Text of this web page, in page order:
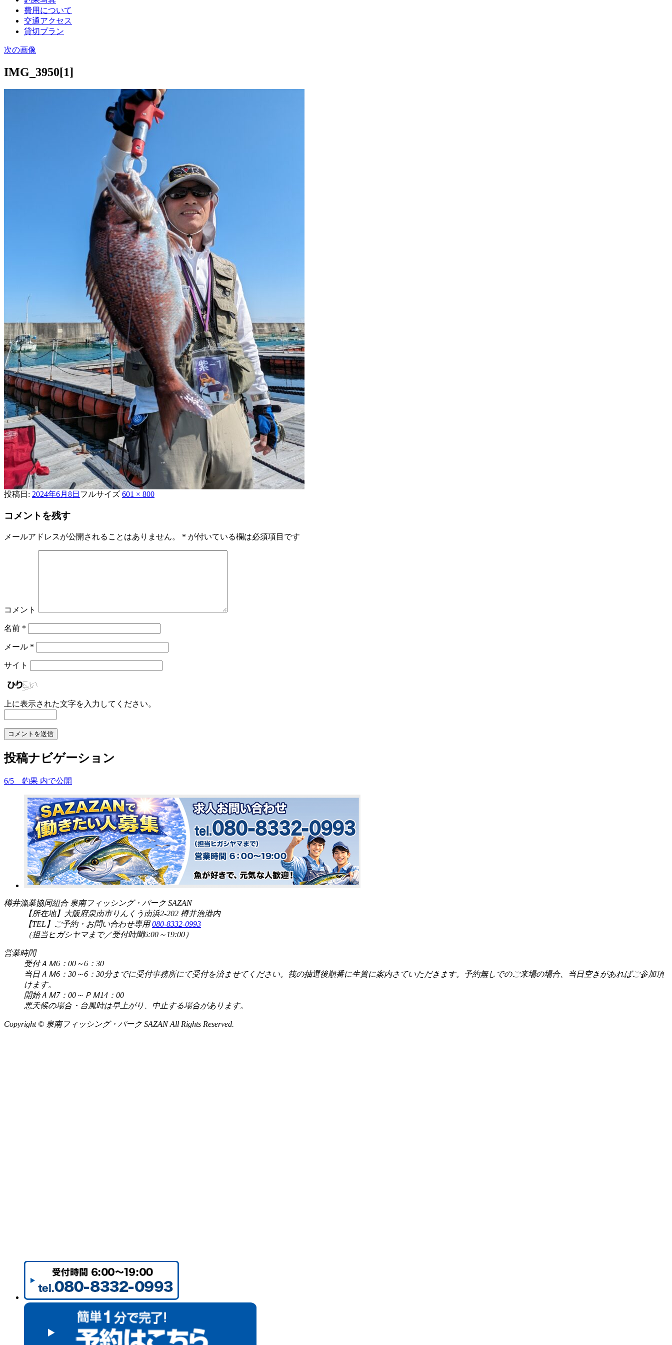
費用について
交通アクセス
貸切プラン
次の画像
IMG_3950[1]
投稿日: 2024年6月8日 フルサイズ 601 × 800
コメントを残す
メールアドレスが公開されることはありません。 * が付いている欄は必須項目です
コメント
名前 *
メール *
サイト
上に表示された文字を入力してください。
投稿ナビゲーション
6/5 釣果 内で公開
樽井漁業協同組合 泉南フィッシング・パーク SAZAN
【所在地】大阪府泉南市りんくう南浜2-202 樽井漁港内
【TEL】ご予約・お問い合わせ専用080-8332-0993
（担当ヒガシヤマまで／受付時間6:00～19:00）
営業時間
受付ＡＭ6：00～6：30
当日ＡＭ6：30～6：30分までに受付事務所にて受付を済ませてください。筏の抽選後順番に生簀に案内さていただきます。予約無しでのご来場の場合、当日空きがあればご参加頂
けます。
開始ＡＭ7：00～ＰＭ14：00
悪天候の場合・台風時は早上がり、中止する場合があります。
Copyright © 泉南フィッシング・パーク SAZAN All Rights Reserved.